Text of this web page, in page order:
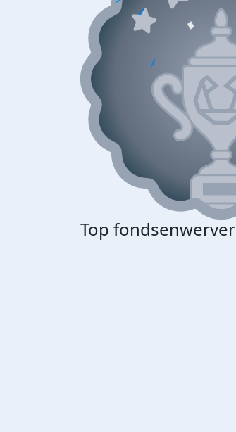
Top fondsenwerver